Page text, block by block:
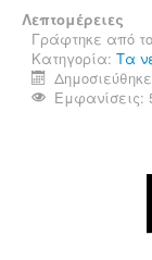
Λεπτομέρειες
Γράφτηκε από
Κατηγορία: Τα
Εμφανίσεις: